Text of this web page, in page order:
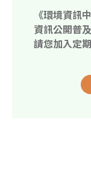
《環境資訊
資訊公開普
請您加入定